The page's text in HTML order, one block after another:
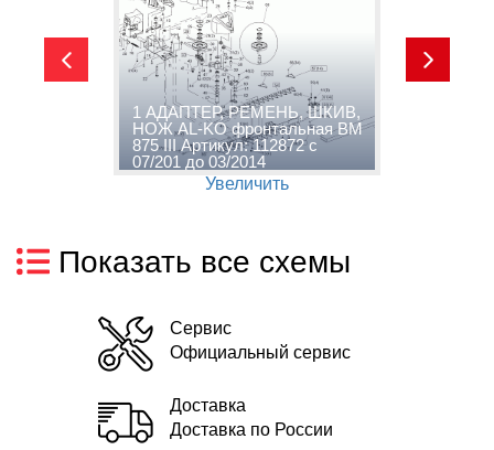
1 АДАПТЕР, РЕМЕНЬ, ШКИВ,
НОЖ AL-KO фронтальная BM
875 III Артикул: 112872 с
07/201 до 03/2014
Увеличить
Показать все схемы
Сервис
Официальный сервис
Доставка
Доставка по России